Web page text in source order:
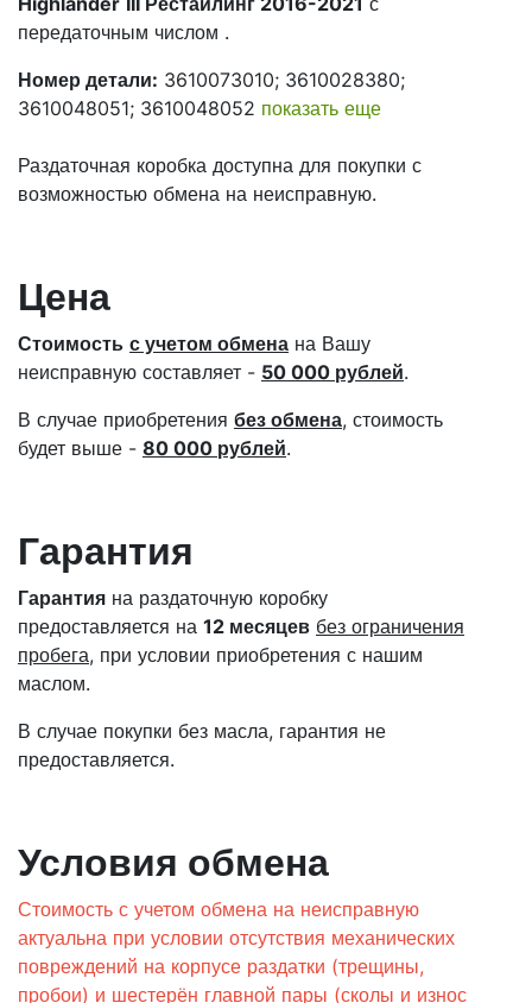
передаточным числом .
Номер детали: 3610073010; 3610028380;
3610048051; 3610048052 показать еще
Раздаточная коробка доступна для покупки с
возможностью обмена на неисправную.
Цена
Стоимость с учетом обмена на Вашу
неисправную составляет - 50 000 рублей.
В случае приобретения без обмена, стоимость
будет выше - 80 000 рублей.
Гарантия
Гарантия на раздаточную коробку
предоставляется на 12 месяцев без ограничения
пробега, при условии приобретения с нашим
маслом.
В случае покупки без масла, гарантия не
предоставляется.
Условия обмена
Стоимость с учетом обмена на неисправную
актуальна при условии отсутствия механических
повреждений на корпусе раздатки (трещины,
пробои) и шестерён главной пары (сколы и износ